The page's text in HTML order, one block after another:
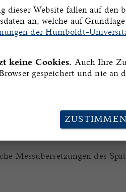
Handschriften der
manu scriptorum
Messübersetzungen des
dieser Website fallen auf den
an, welche auf
der Humboldt-
keine Cookies. Auch Ihre
gespeichert und nie an
ZUSTIMMEN